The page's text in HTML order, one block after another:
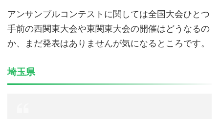
アンサンブルコンテストに関しては全国大会ひとつ
手前の西関東大会や東関東大会の開催はどうなるの
か、まだ発表はありませんが気になるところです。
埼玉県